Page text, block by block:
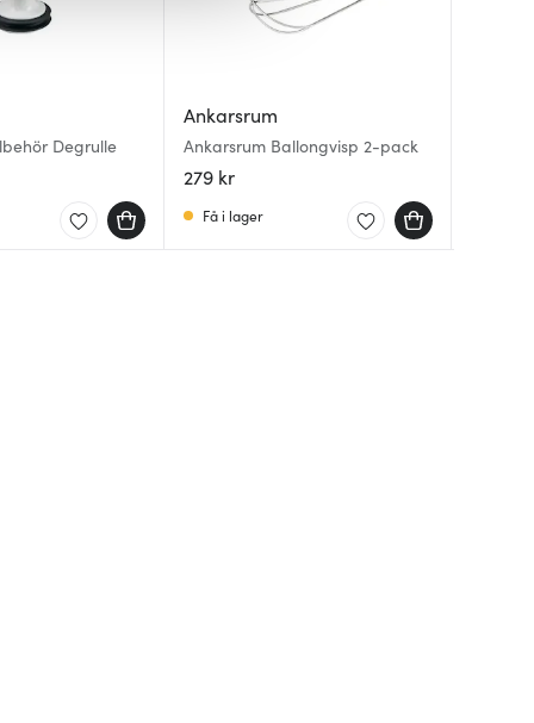
Degrulle
Ankarsrum
Ankarsrum Ballongvisp 2-pack
279 kr
Få i lager